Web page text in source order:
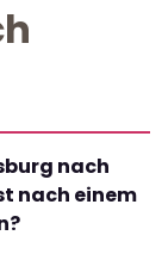
nach
nach einem